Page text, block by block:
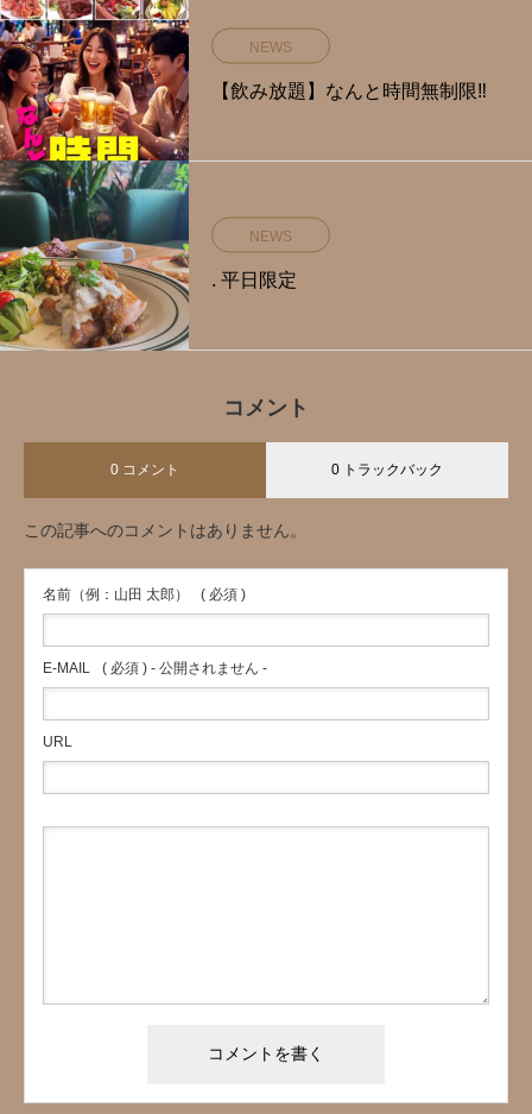
NEWS
【飲み放題】なんと時間無制限‼️
NEWS
. 平日限定️
コメント
0 コメント 0 トラックバック
この記事へのコメントはありません。
名前（例：山田 太郎） ( 必須 )
E-MAIL ( 必須 ) - 公開されません -
URL